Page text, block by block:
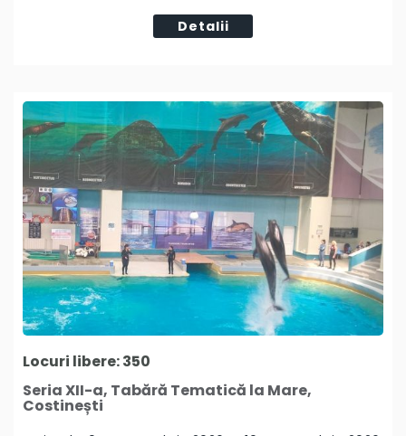
Detalii
Locuri libere: 350
Seria XII-a, Tabără Tematică la Mare,
Costinești